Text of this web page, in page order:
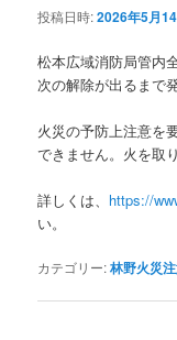
投稿日時:2026年5月
松本広域消防局管内
次の解除が出るまで
火災の予防上注意を
できません。火を取
詳しくは、 https://
い。
カテゴリー:林野火災